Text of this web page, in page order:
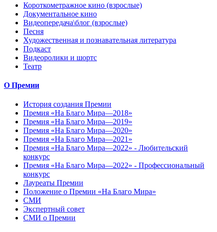
Короткометражное кино (взрослые)
Документальное кино
Видеопередача\блог (взрослые)
Песня
Художественная и познавательная литература
Подкаст
Видеоролики и шортс
Театр
О Премии
История создания Премии
Премия «На Благо Мира—2018»
Премия «На Благо Мира—2019»
Премия «На Благо Мира—2020»
Премия «На Благо Мира—2021»
Премия «На Благо Мира—2022» - Любительский
конкурс
Премия «На Благо Мира—2022» - Профессиональный
конкурс
Лауреаты Премии
Положение о Премии «На Благо Мира»
СМИ
Экспертный совет
СМИ о Премии